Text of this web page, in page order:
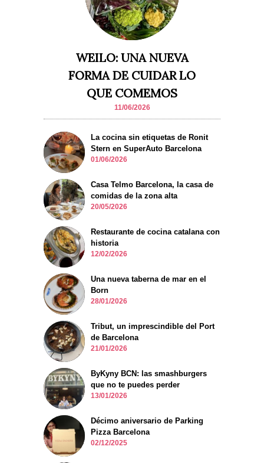
WEILO: UNA NUEVA
FORMA DE CUIDAR LO
QUE COMEMOS
11/06/2026
La cocina sin etiquetas de Ronit
Stern en SuperAuto Barcelona
01/06/2026
Casa Telmo Barcelona, la casa de
comidas de la zona alta
20/05/2026
Restaurante de cocina catalana con
historia
12/02/2026
Una nueva taberna de mar en el
Born
28/01/2026
Tribut, un imprescindible del Port
de Barcelona
21/01/2026
ByKyny BCN: las smashburgers
que no te puedes perder
13/01/2026
Décimo aniversario de Parking
Pizza Barcelona
02/12/2025
personalizados.